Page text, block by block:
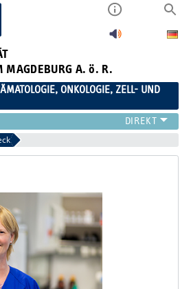
MAGDEBURG A. ö. R.
ONKOLOGIE, ZELL- UND